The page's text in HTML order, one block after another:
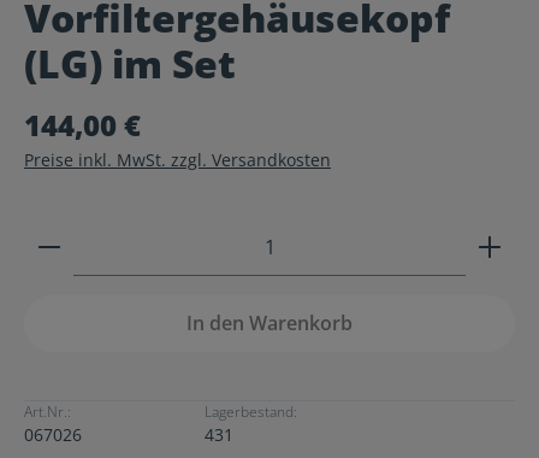
Durchschnittliche Bewertung von 0 von 5 Sternen
Vorfiltergehäusekopf
(LG) im Set
144,00 €
Preise inkl. MwSt. zzgl. Versandkosten
Produkt Anzahl: Gib den gewünschten Wert ein
In den Warenkorb
Art.Nr.:
067026
Lagerbestand:
431